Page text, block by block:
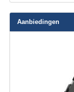
Aanbiedingen